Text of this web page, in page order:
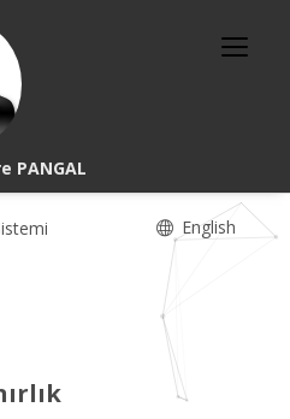
PANGAL
English